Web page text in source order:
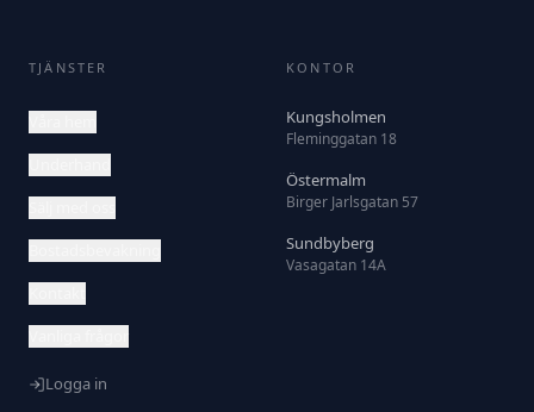
TJÄNSTER
Logga in
KONTOR
Kungsholmen
Fleminggatan 18
Östermalm
Birger Jarlsgatan 57
Sundbyberg
Vasagatan 14A